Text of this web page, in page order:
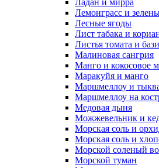
Ладан и мирра
Лемонграсс и
Лесные ягоды
Лист табака и
Листья томата и
Малиновая сангрия
Манго и кокосовое
Маракуйя и манго
Маршмеллоу и
Маршмеллоу на
Медовая дыня
Можжевельник и
Морская соль и
Морская соль и
Морской соленый
Морской туман